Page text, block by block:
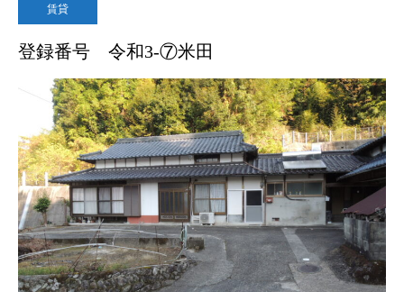
賃貸
登録番号 令和3-⑦米田